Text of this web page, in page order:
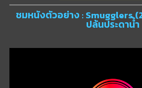
ชมหนังตัวอย่าง : Smugglers
ปล้นประดาน้ำ